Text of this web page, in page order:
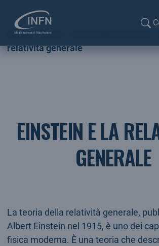
Home
Fisica
relatività generale
EINSTEIN E LA
GENERALE
La teoria della relatività generale,
Albert Einstein nel 1915, è uno dei
fisica moderna. È una teoria che